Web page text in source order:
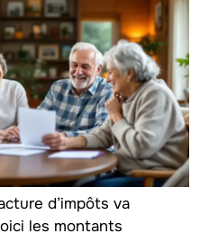
d’impôts va
les montants